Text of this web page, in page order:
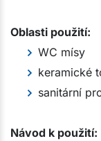
Oblasti použití:
WC mísy
keramické
sanitární
Návod k použití: